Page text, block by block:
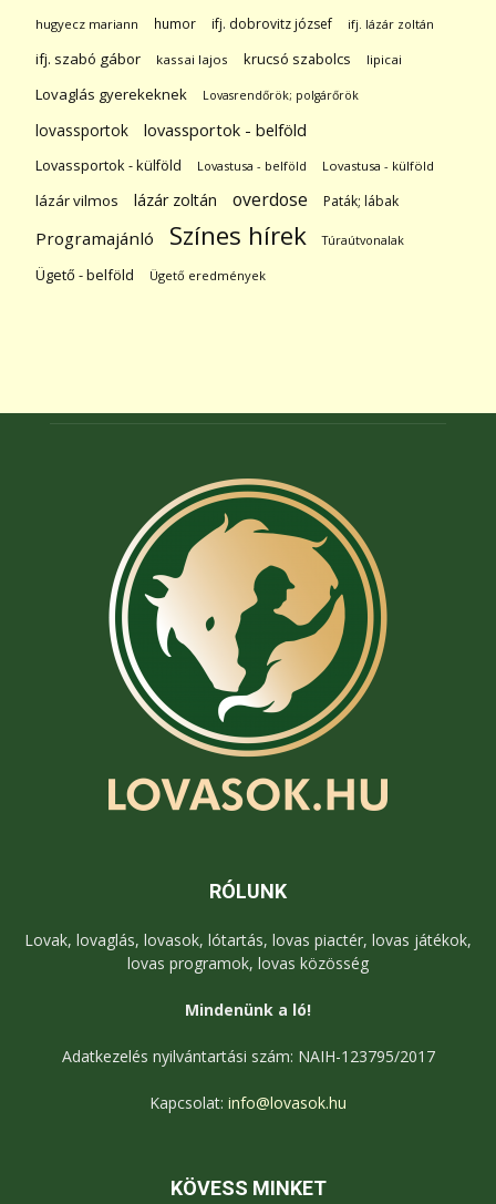
hugyecz mariann humor ifj. dobrovitz józsef ifj. lázár zoltán
ifj. szabó gábor kassai lajos krucsó szabolcs lipicai
Lovaglás gyerekeknek Lovasrendőrök; polgárőrök
lovassportok lovassportok - belföld
Lovassportok - külföld Lovastusa - belföld Lovastusa - külföld
lázár vilmos lázár zoltán overdose Paták; lábak
Programajánló Színes hírek Túraútvonalak
Ügető - belföld Ügető eredmények
RÓLUNK
Lovak, lovaglás, lovasok, lótartás, lovas piactér, lovas játékok,
lovas programok, lovas közösség
Mindenünk a ló!
Adatkezelés nyilvántartási szám: NAIH-123795/2017
Kapcsolat: info@lovasok.hu
KÖVESS MINKET